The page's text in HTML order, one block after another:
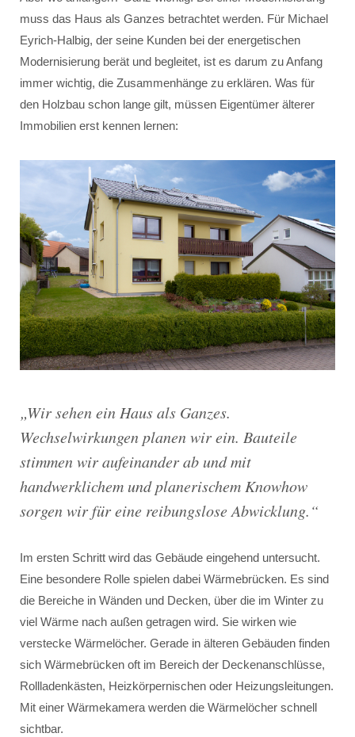
muss das Haus als Ganzes betrachtet werden. Für Michael
Eyrich-Halbig, der seine Kunden bei der energetischen
Modernisierung berät und begleitet, ist es darum zu Anfang
immer wichtig, die Zusammenhänge zu erklären. Was für
den Holzbau schon lange gilt, müssen Eigentümer älterer
Immobilien erst kennen lernen:
„Wir sehen ein Haus als Ganzes.
Wechselwirkungen planen wir ein. Bauteile
stimmen wir aufeinander ab und mit
handwerklichem und planerischem Knowhow
sorgen wir für eine reibungslose Abwicklung.“
Im ersten Schritt wird das Gebäude eingehend untersucht.
Eine besondere Rolle spielen dabei Wärmebrücken. Es sind
die Bereiche in Wänden und Decken, über die im Winter zu
viel Wärme nach außen getragen wird. Sie wirken wie
verstecke Wärmelöcher. Gerade in älteren Gebäuden finden
sich Wärmebrücken oft im Bereich der Deckenanschlüsse,
Rollladenkästen, Heizkörpernischen oder Heizungsleitungen.
Mit einer Wärmekamera werden die Wärmelöcher schnell
sichtbar.